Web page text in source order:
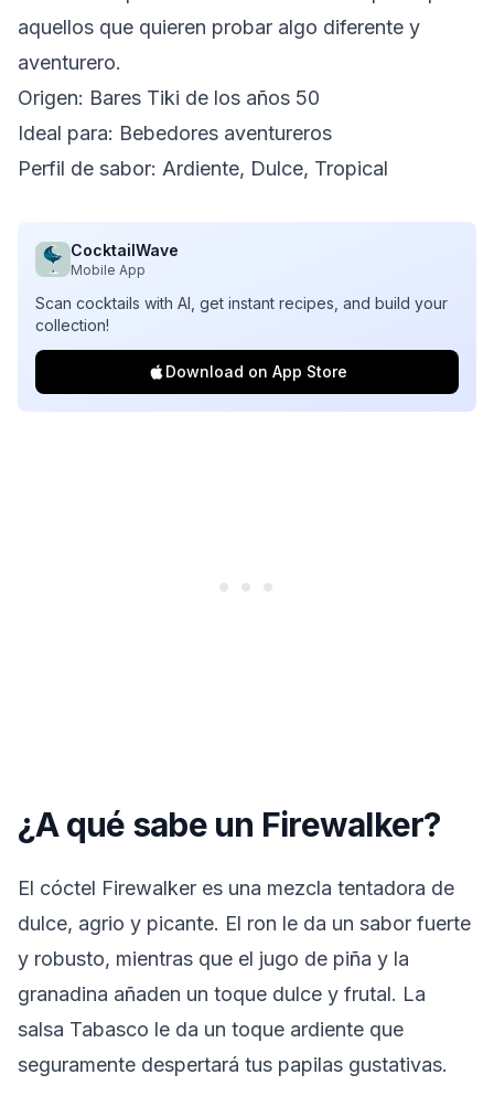
aquellos que quieren probar algo diferente y
aventurero.
Origen: Bares Tiki de los años 50
Ideal para: Bebedores aventureros
Perfil de sabor: Ardiente, Dulce, Tropical
CocktailWave
Mobile App
Scan cocktails with AI, get instant recipes, and build your
collection!
Download on App Store
¿A qué sabe un Firewalker?
El cóctel Firewalker es una mezcla tentadora de
dulce, agrio y picante. El ron le da un sabor fuerte
y robusto, mientras que el jugo de piña y la
granadina añaden un toque dulce y frutal. La
salsa Tabasco le da un toque ardiente que
seguramente despertará tus papilas gustativas.